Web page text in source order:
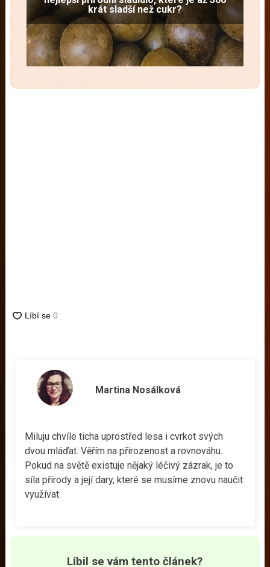
krát sladší než cukr?
Martina Nosálková
Miluju chvíle ticha uprostřed lesa i cvrkot svých
dvou mláďat. Věřím na přirozenost a rovnováhu.
Pokud na světě existuje nějaký léčivý zázrak, je to
síla přírody a její dary, které se musíme znovu naučit
využívat.
Líbil se vám tento článek?